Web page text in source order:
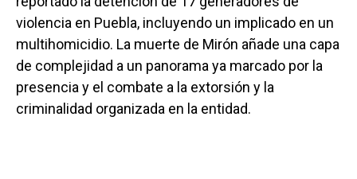
violencia en Puebla, incluyendo un implicado en un
multihomicidio. La muerte de Mirón añade una capa
de complejidad a un panorama ya marcado por la
presencia y el combate a la extorsión y la
criminalidad organizada en la entidad.